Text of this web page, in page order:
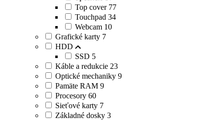
Top cover 77
Touchpad 34
Webcam 10
Grafické karty 7
HDD
SSD 5
Káble a redukcie 23
Optické mechaniky 9
Pamäte RAM 9
Procesory 60
Sieťové karty 7
Základné dosky 3